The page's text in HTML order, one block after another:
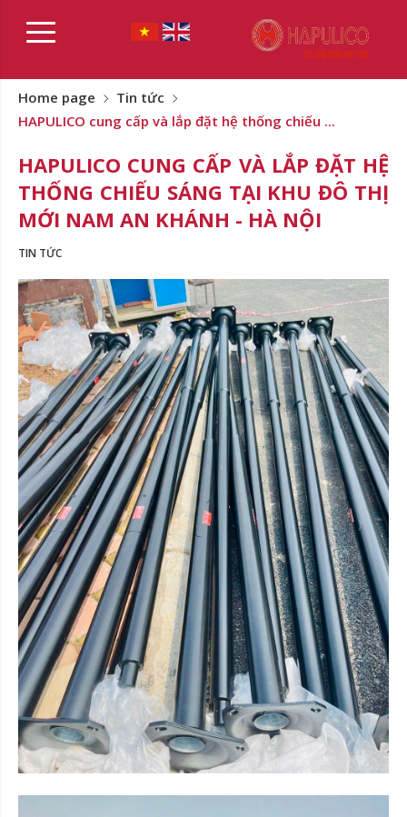
Home page
Tin tức
HAPULICO cung cấp và lắp đặt hệ thống chiếu ...
HAPULICO CUNG CẤP VÀ LẮP ĐẶT HỆ
THỐNG CHIẾU SÁNG TẠI KHU ĐÔ THỊ
MỚI NAM AN KHÁNH - HÀ NỘI
TIN TỨC